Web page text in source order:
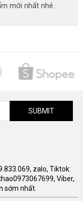
mới nhất nhé.
SUBMIT
zalo, Tiktok:
Viber,
sớm nhất.